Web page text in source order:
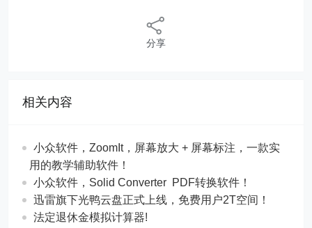
分享
相关内容
​​小众软件，ZoomIt，屏幕放大 + 屏幕标注，一款实
用的教学辅助软件！
​​小众软件，Solid Converter PDF转换软件！
迅雷旗下光鸭云盘正式上线，免费用户2T空间！
法定退休金模拟计算器!